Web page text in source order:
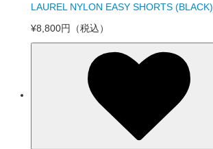
LAUREL NYLON EASY SHORTS (BLACK)
¥8,800円
（税込）